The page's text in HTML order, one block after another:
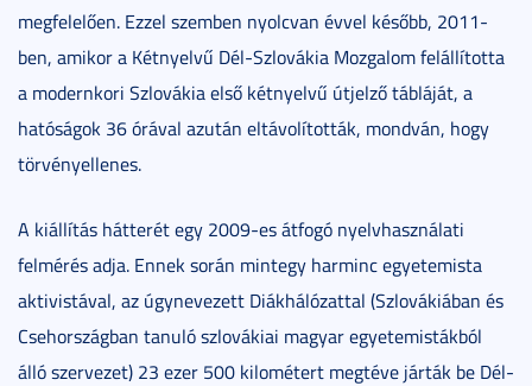
megfelelően. Ezzel szemben nyolcvan évvel később, 2011-
ben, amikor a Kétnyelvű Dél-Szlovákia Mozgalom felállította
a modernkori Szlovákia első kétnyelvű útjelző tábláját, a
hatóságok 36 órával azután eltávolították, mondván, hogy
törvényellenes.
A kiállítás hátterét egy 2009-es átfogó nyelvhasználati
felmérés adja. Ennek során mintegy harminc egyetemista
aktivistával, az úgynevezett Diákhálózattal (Szlovákiában és
Csehországban tanuló szlovákiai magyar egyetemistákból
álló szervezet) 23 ezer 500 kilométert megtéve járták be Dél-